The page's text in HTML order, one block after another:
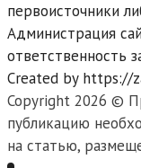
первоисточники
Администрация
ответственность
Created by https://
Copyright 2026 ©
публикацию
на статью,